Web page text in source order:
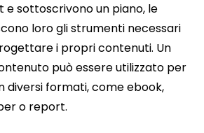
e sottoscrivono un piano, le
loro gli strumenti necessari
i propri contenuti. Un
può essere utilizzato per
diversi formati, come ebook,
o report.